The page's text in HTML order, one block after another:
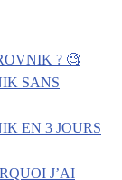
? 🧐
SANS
EN 3 JOURS
J’AI